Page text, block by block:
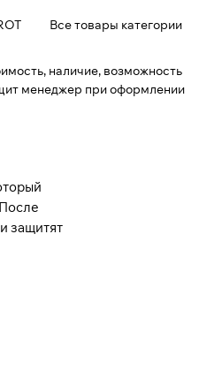
Все товары категории
наличие, возможность
менеджер при оформлении
защитят